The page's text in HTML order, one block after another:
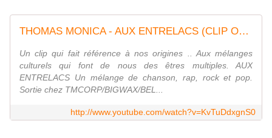
THOMAS MONICA - AUX ENTRELACS (CLIP OFFICIEL)
Un clip qui fait référence à nos origines .. Aux mélanges
culturels qui font de nous des êtres multiples. AUX
ENTRELACS Un mélange de chanson, rap, rock et pop.
Sortie chez TMCORP/BIGWAX/BEL...
http://www.youtube.com/watch?v=KvTuDdxgnS0